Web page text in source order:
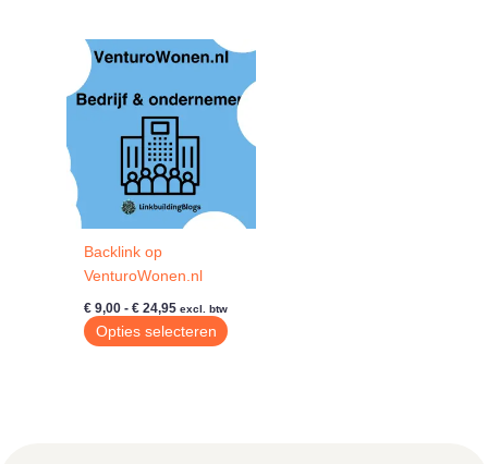
variaties.
Deze
kan
op
Backlink op
VenturoWonen.nl
€ 9,00 - € 24,95 Prijsklasse:
€ 9,00
tot
excl. btw
Opties selecteren
Dit